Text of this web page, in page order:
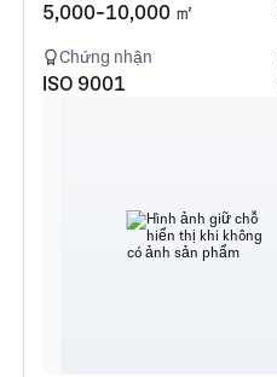
5,000-10,000 ㎡
Chứng nhận
ISO 9001